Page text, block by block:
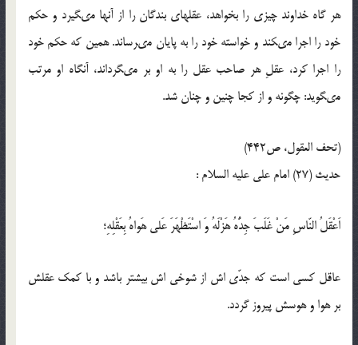
هر گاه خداوند چيزى را بخواهد، عقل‏هاى بندگان را از آنها مى‏گيرد و حكم
خود را اجرا مى‏كند و خواسته خود را به پايان مى‏رساند. همين كه حكم خود
را اجرا كرد، عقلِ هر صاحب عقل را به او بر مى‏گرداند، آنگاه او مرتب
مى‏گويد: چگونه و از كجا چنين و چنان شد.
(تحف العقول، ص442)
حدیث (27) امام على عليه‏ السلام :
اَعْقَلُ النّاسِ مَنْ غَلَبَ جِدُّهُ هَزْلَهُ وَ اسْتَظْهَرَ عَلى هَواهُ بِعَقْلِهِ؛
عاقل كسى است كه جدّى ‏اش از شوخى ‏اش بيشتر باشد و با كمك عقلش
بر هوا و هوسش پيروز گردد.